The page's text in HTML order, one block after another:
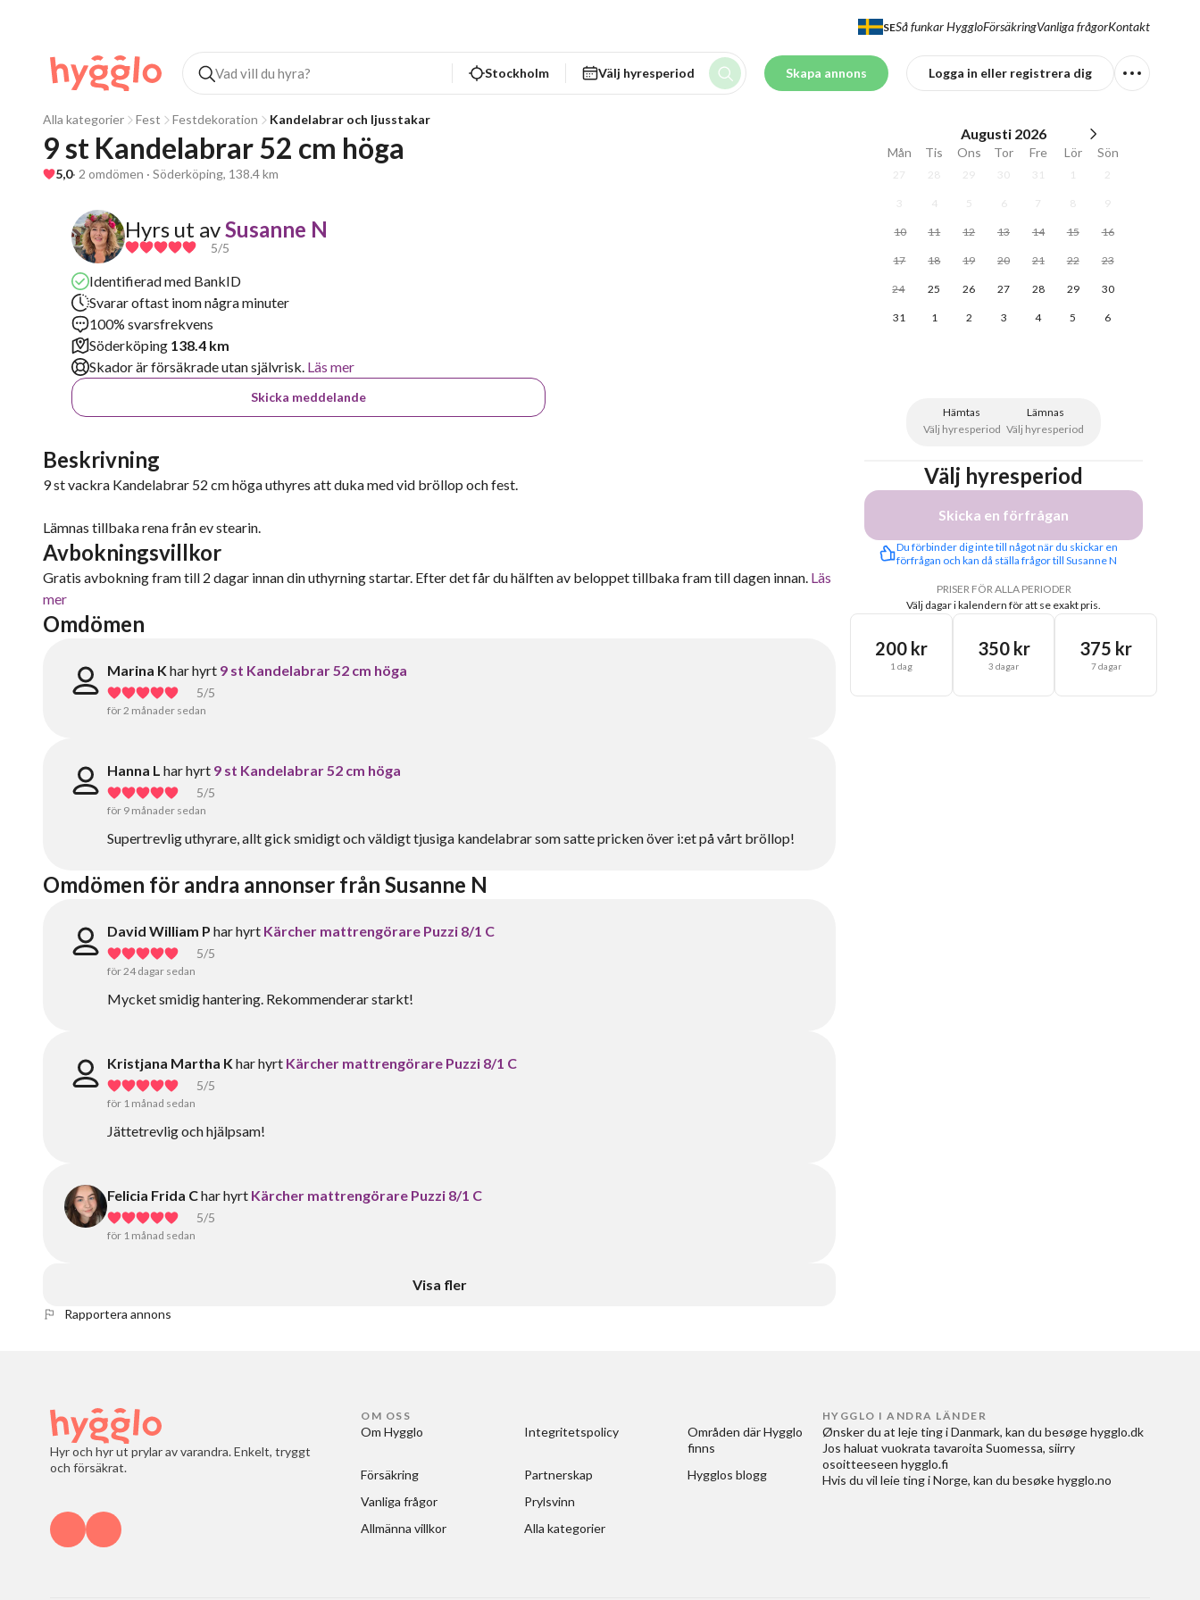
SESå funkar HyggloFörsäkringVanliga frågorKontakt
Stockholm Välj hyresperiod Skapa annons Logga in eller registrera dig
Alla kategorier Fest Festdekoration Kandelabrar och ljusstakar
9 st Kandelabrar 52 cm höga
5,0· 2 omdömen · Söderköping, 138.4 km
Hyrs ut avSusanne N
5/5
Identifierad med BankID
Svarar oftast inom några minuter
100% svarsfrekvens
Söderköping 138.4 km
Skador är försäkrade utan självrisk. Läs mer
Skicka meddelande
Beskrivning
9 st vackra Kandelabrar 52 cm höga uthyres att duka med vid bröllop och fest.
Lämnas tillbaka rena från ev stearin.
Avbokningsvillkor
Gratis avbokning fram till 2 dagar innan din uthyrning startar. Efter det får du hälften av beloppet tillbaka fram till dagen innan. Läs
mer
Omdömen
Marina K har hyrt 9 st Kandelabrar 52 cm höga
5/5
för 2 månader sedan
Hanna L har hyrt 9 st Kandelabrar 52 cm höga
5/5
för 9 månader sedan
Supertrevlig uthyrare, allt gick smidigt och väldigt tjusiga kandelabrar som satte pricken över i:et på vårt bröllop!
Omdömen för andra annonser från Susanne N
David William P har hyrt Kärcher mattrengörare Puzzi 8/1 C
5/5
för 24 dagar sedan
Mycket smidig hantering. Rekommenderar starkt!
Kristjana Martha K har hyrt Kärcher mattrengörare Puzzi 8/1 C
5/5
för 1 månad sedan
Jättetrevlig och hjälpsam!
Felicia Frida Char hyrt Kärcher mattrengörare Puzzi 8/1 C
5/5
för 1 månad sedan
Visa fler
Augusti 2026
Mån Tis Ons Tor Fre Lör Sön
27 28 29 30 31 1 2
3 4 5 6 7 8 9
10 11 12 13 14 15 16
17 18 19 20 21 22 23
24 25 26 27 28 29 30
31 1 2 3 4 5 6
Hämtas
Välj hyresperiod
Lämnas
Välj hyresperiod
Välj hyresperiod
Skicka en förfrågan
Du förbinder dig inte till något när du skickar en
förfrågan och kan då ställa frågor till Susanne N
PRISER FÖR ALLA PERIODER
Välj dagar i kalendern för att se exakt pris.
200 kr
1 dag
350 kr
3 dagar
375 kr
7 dagar
Rapportera annons
Hyr och hyr ut prylar av varandra. Enkelt, tryggt
och försäkrat.
OM OSS
Om Hygglo
Försäkring
Vanliga frågor
Allmänna villkor
Integritetspolicy
Partnerskap
Prylsvinn
Alla kategorier
Områden där Hygglo
finns
Hygglos blogg
HYGGLO I ANDRA LÄNDER
Ønsker du at leje ting i Danmark, kan du besøge hygglo.dk
Jos haluat vuokrata tavaroita Suomessa, siirry
osoitteeseen hygglo.fi
Hvis du vil leie ting i Norge, kan du besøke hygglo.no